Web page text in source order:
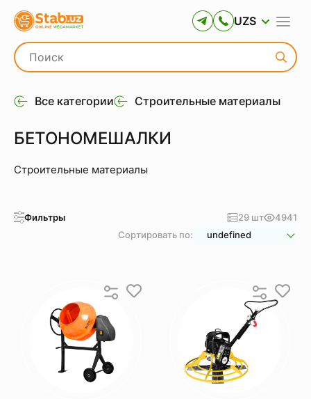
UZS
Все категории Строительные материалы
БЕТОНОМЕШАЛКИ
Строительные материалы
Фильтры 29 шт
4941
Сортировать по:
undefined